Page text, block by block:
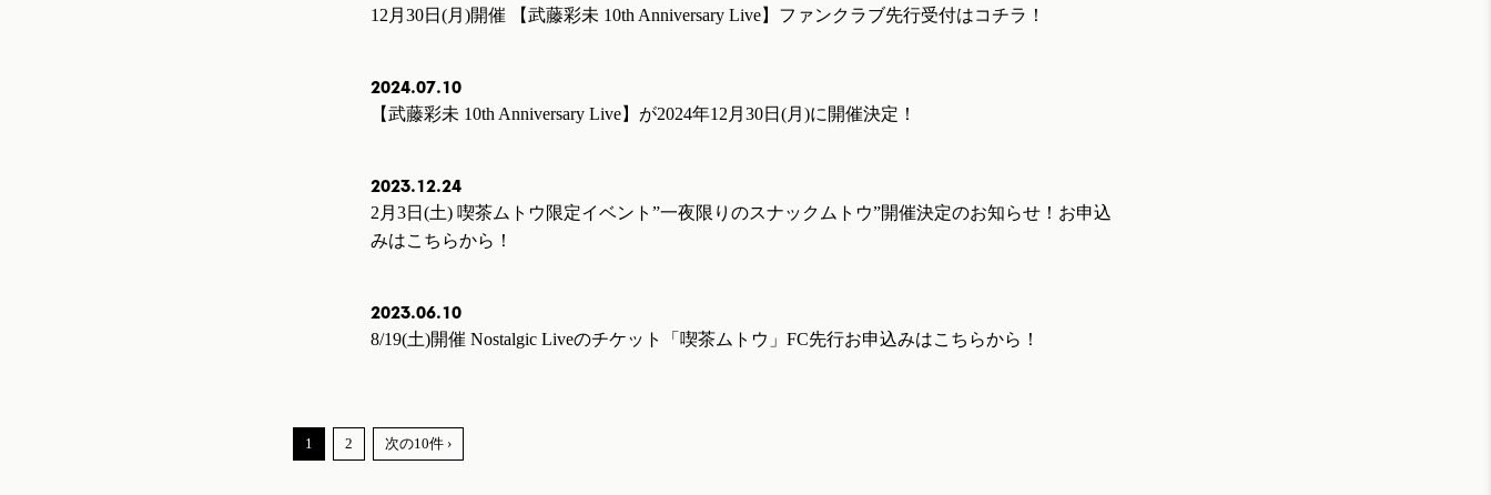
12月30日(月)開催 【武藤彩未 10th Anniversary Live】ファンクラブ先行受付はコチラ！
2024.07.10
【武藤彩未 10th Anniversary Live】が2024年12月30日(月)に開催決定！
2023.12.24
2月3日(土) 喫茶ムトウ限定イベント”一夜限りのスナックムトウ”開催決定のお知らせ！お申込
みはこちらから！
2023.06.10
8/19(土)開催 Nostalgic Liveのチケット「喫茶ムトウ」FC先行お申込みはこちらから！
1 2 次の10件 ›